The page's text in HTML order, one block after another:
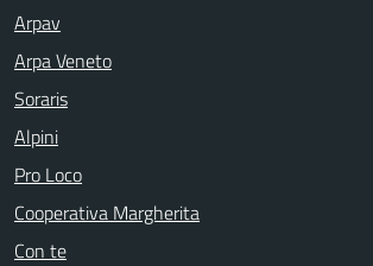
Arpav
Arpa Veneto
Soraris
Alpini
Pro Loco
Cooperativa Margherita
Con te